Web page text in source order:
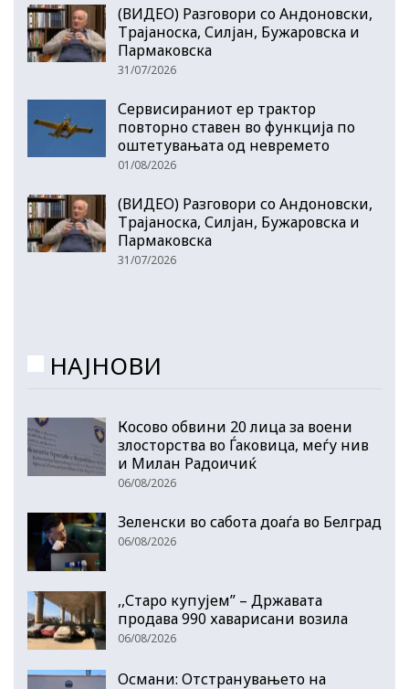
(ВИДЕО) Разговори со Андоновски,
Трајаноска, Силјан, Бужаровска и
Пармаковска
31/07/2026
Сервисираниот ер трактор
повторно ставен во функција по
оштетувањата од невремето
01/08/2026
(ВИДЕО) Разговори со Андоновски,
Трајаноска, Силјан, Бужаровска и
Пармаковска
31/07/2026
НАЈНОВИ
Косово обвини 20 лица за воени
злосторства во Ѓаковица, меѓу нив
и Милан Радоичиќ
06/08/2026
Зеленски во сабота доаѓа во Белград
06/08/2026
,,Старо купујем” – Државата
продава 990 хаварисани возила
06/08/2026
Османи: Отстранувањето на